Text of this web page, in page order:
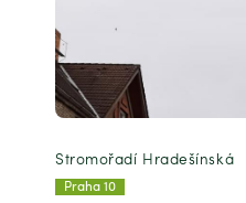
Stromořadí Hradešínská
Praha 10